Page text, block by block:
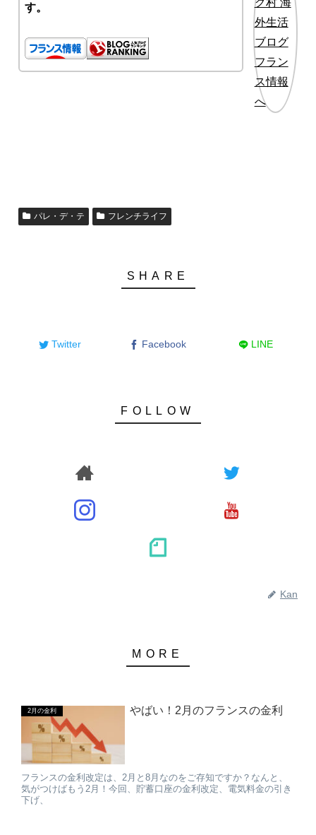
す。
パレ・デ・テ フレンチライフ
Twitter Facebook LINE
Kan
2月の金利 やばい！2月のフランスの金利
フランスの金利改定は、2月と8月なのをご存知ですか？なんと、
気がつけばもう2月！今回、貯蓄口座の金利改定、電気料金の引き
下げ、